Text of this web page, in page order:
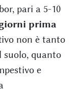
pari a 5-10
prima
non è tanto
suolo, quanto
e